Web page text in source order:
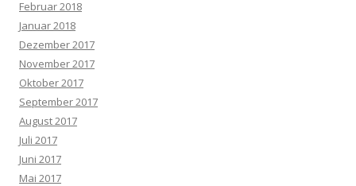
Februar 2018
Januar 2018
Dezember 2017
November 2017
Oktober 2017
September 2017
August 2017
Juli 2017
Juni 2017
Mai 2017